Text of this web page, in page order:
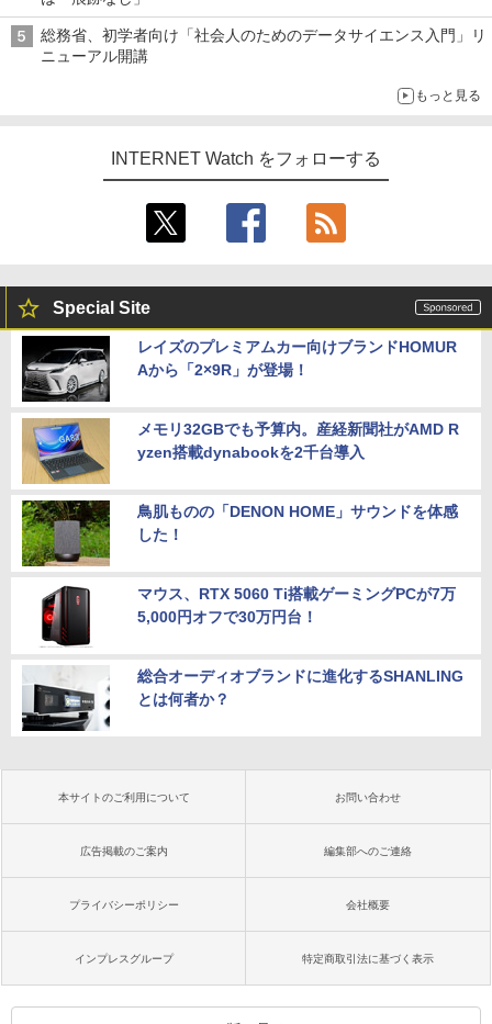
総務省、初学者向け「社会人のためのデータサイエンス入門」リ
ニューアル開講
もっと見る
INTERNET Watch をフォローする
Special Site
レイズのプレミアムカー向けブランドHOMUR
Aから「2×9R」が登場！
メモリ32GBでも予算内。産経新聞社がAMD R
yzen搭載dynabookを2千台導入
鳥肌ものの「DENON HOME」サウンドを体感
した！
マウス、RTX 5060 Ti搭載ゲーミングPCが7万
5,000円オフで30万円台！
総合オーディオブランドに進化するSHANLING
とは何者か？
本サイトのご利用について お問い合わせ
広告掲載のご案内 編集部へのご連絡
プライバシーポリシー 会社概要
インプレスグループ 特定商取引法に基づく表示